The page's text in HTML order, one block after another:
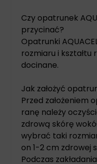
Czy opatrunek
przycinać?
Opatrunki
rozmiaru i
docinane.
Jak założyć
Przed założeniem
ranę należy
zdrową skórę
wybrać taki
on 1-2 cm zdrowej
Podczas